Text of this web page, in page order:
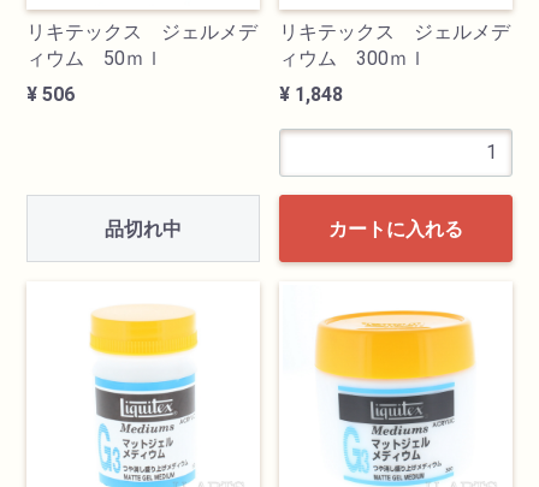
リキテックス ジェルメデ
ィウム 50ｍｌ
¥ 506
品切れ中
リキテックス ジェルメデ
ィウム 300ｍｌ
¥ 1,848
カートに入れる
製図用品
キャンバス・パネル
U-ARTSオリジナルグッズ